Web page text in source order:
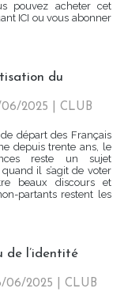
pouvez acheter cet
ICI ou vous abonner
du
06/2025 |CLUB
départ des Français
depuis trente ans, le
reste un sujet
il s’agit de voter
beaux discours et
partants restent les
de l’identité
06/2025 |CLUB